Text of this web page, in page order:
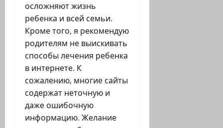
осложняют жизнь
ребенка и всей семьи.
Кроме того, я рекомендую
родителям не выискивать
способы лечения ребенка
в интернете. К
сожалению, многие сайты
содержат неточную и
даже ошибочную
информацию. Желание